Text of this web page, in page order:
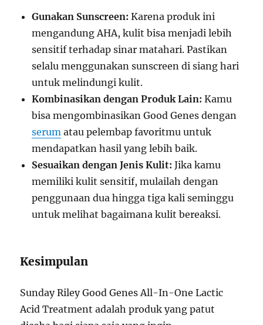
Gunakan Sunscreen: Karena produk ini
mengandung AHA, kulit bisa menjadi lebih
sensitif terhadap sinar matahari. Pastikan
selalu menggunakan sunscreen di siang hari
untuk melindungi kulit.
Kombinasikan dengan Produk Lain: Kamu
bisa mengombinasikan Good Genes dengan
serum atau pelembap favoritmu untuk
mendapatkan hasil yang lebih baik.
Sesuaikan dengan Jenis Kulit: Jika kamu
memiliki kulit sensitif, mulailah dengan
penggunaan dua hingga tiga kali seminggu
untuk melihat bagaimana kulit bereaksi.
Kesimpulan
Sunday Riley Good Genes All-In-One Lactic
Acid Treatment adalah produk yang patut